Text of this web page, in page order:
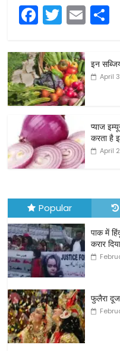
F
a
c
e
b
o
o
k
T
w
itt
er
E
m
इन
April
प्याज
करता है
April
Popular
पाक में
करार
फुलैरा